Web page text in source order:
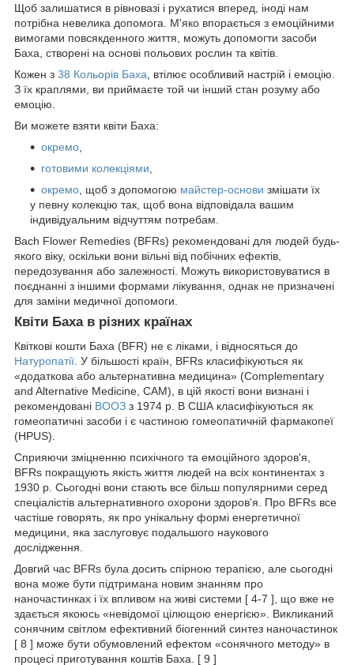
Щоб залишатися в рівновазі і рухатися вперед, іноді нам
потрібна невелика допомога. М'яко впорається з емоційними
вимогами повсякденного життя, можуть допомогти засоби
Баха, створені на основі польових рослин та квітів.
Кожен з 38 Кольорів Баха , втілює особливий настрій і емоцію.
З їх краплями, ви приймаєте той чи інший стан розуму або
емоцію.
Ви можете взяти квіти Баха:
окремо
готовими колекціями
окремо , щоб з допомогою майстер-основи змішати їх
у певну колекцію так, щоб вона відповідала вашим
індивідуальним відчуттям потребам.
Bach Flower Remedies (BFRs) рекомендовані для людей будь-
якого віку, оскільки вони вільні від побічних ефектів,
передозування або залежності. Можуть використовуватися в
поєднанні з іншими формами лікування, однак не призначені
для заміни медичної допомоги.
Квіти Баха в різних країнах
Квіткові кошти Баха (BFR) не є ліками, і відносяться до
Натуропатії . У більшості країн, BFRs класифікуються як
«додаткова або альтернативна медицина» (Complementary
and Alternative Medicine, CAM), в цій якості вони визнані і
рекомендовані ВООЗ з 1974 р. В США класифікуються як
гомеопатичні засоби і є частиною гомеопатичній фармакопеї
(HPUS).
Сприяючи зміцненню психічного та емоційного здоров'я,
BFRs покращують якість життя людей на всіх континентах з
1930 р. Сьогодні вони стають все більш популярними серед
спеціалістів альтернативного охорони здоров'я. Про BFRs все
частіше говорять, як про унікальну формі енергетичної
медицини, яка заслуговує подальшого наукового
дослідження.
Довгий час BFRs була досить спірною терапією, але сьогодні
вона може бути підтримана новим знанням про
наночастинках і їх впливом на живі системи [ 4-7 ], що вже не
здається якоюсь «невідомої цілющою енергією». Викликаний
сонячним світлом ефективний біогенний синтез наночастинок
[ 8 ] може бути обумовлений ефектом «сонячного методу» в
процесі приготування коштів Баха. [ 9 ]